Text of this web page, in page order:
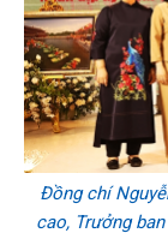
Đồng chí
cao, Trưởng